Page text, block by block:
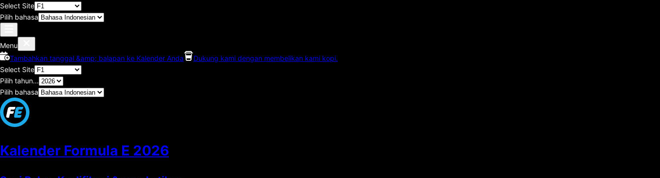
Select Site
Pilih bahasa
Menu
Tambahkan tanggal &amp; balapan ke Kalender Anda
Dukung kami dengan membelikan kami kopi.
Select Site
Pilih tahun...
Pilih bahasa
Kalender Formula E 2026